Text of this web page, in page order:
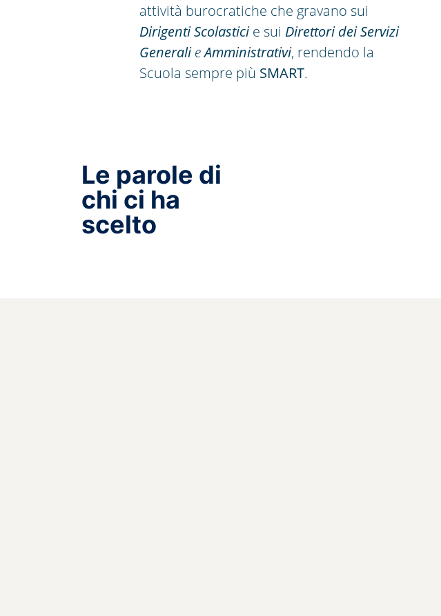
attività burocratiche che gravano sui
Dirigenti Scolastici e sui Direttori dei Servizi
GeneralieAmministrativi, rendendo la
Scuola sempre più SMART.
Le parole di
chi ci ha
scelto